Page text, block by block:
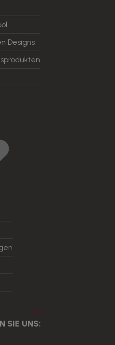
Designs
SIE UNS: